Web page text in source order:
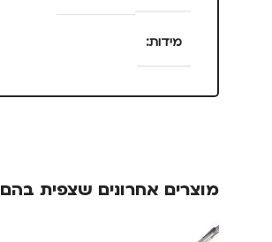
מידות
25 × 13.5 × 4 סנטימטרים
מידה +3
מוצרים אחרונים שצפית בהם